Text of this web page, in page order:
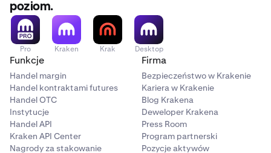
poziom.
Pro Kraken Krak Desktop
Funkcje
Handel margin
Handel kontraktami futures
Handel OTC
Instytucje
Handel API
Kraken API Center
Nagrody za stakowanie
Firma
Bezpieczeństwo w Krakenie
Kariera w Krakenie
Blog Krakena
Deweloper Krakena
Press Room
Program partnerski
Pozycje aktywów